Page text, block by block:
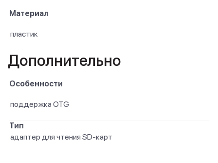
Материал
пластик
Дополнительно
Особенности
поддержка OTG
Тип
адаптер для чтения SD‑карт